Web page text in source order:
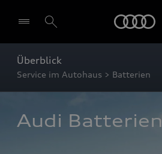
Überblick
Service im Autohaus > Batterien
Audi Batterien